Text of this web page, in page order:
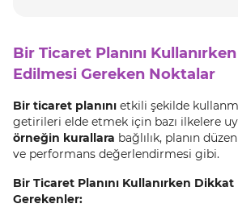
Bir Ticaret Planını
Edilmesi Gereken Noktalar
Bir ticaret planını etkili şekilde
getirileri elde etmek için bazı ilkelere
örneğin kurallara bağlılık, planın
ve performans değerlendirmesi gibi.
Bir Ticaret Planını Kullanırken
Gerekenler: